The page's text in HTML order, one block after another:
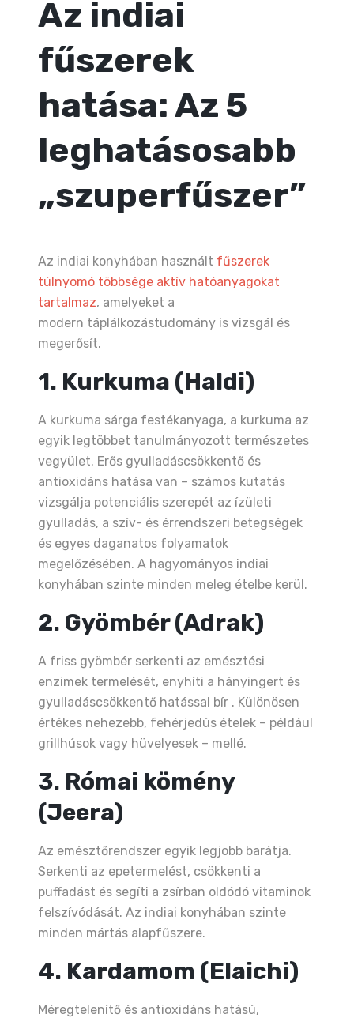
Az indiai
fűszerek
hatása: Az 5
leghatásosabb
„szuperfűszer”
Az indiai konyhában használt fűszerek
túlnyomó többsége aktív hatóanyagokat
tartalmaz, amelyeket a
modern táplálkozástudomány is vizsgál és
megerősít.
1. Kurkuma (Haldi)
A kurkuma sárga festékanyaga, a kurkuma az
egyik legtöbbet tanulmányozott természetes
vegyület. Erős gyulladáscsökkentő és
antioxidáns hatása van – számos kutatás
vizsgálja potenciális szerepét az ízületi
gyulladás, a szív- és érrendszeri betegségek
és egyes daganatos folyamatok
megelőzésében. A hagyományos indiai
konyhában szinte minden meleg ételbe kerül.
2. Gyömbér (Adrak)
A friss gyömbér serkenti az emésztési
enzimek termelését, enyhíti a hányingert és
gyulladáscsökkentő hatással bír . Különösen
értékes nehezebb, fehérjedús ételek – például
grillhúsok vagy hüvelyesek – mellé.
3. Római kömény
(Jeera)
Az emésztőrendszer egyik legjobb barátja.
Serkenti az epetermelést, csökkenti a
puffadást és segíti a zsírban oldódó vitaminok
felszívódását. Az indiai konyhában szinte
minden mártás alapfűszere.
4. Kardamom (Elaichi)
Méregtelenítő és antioxidáns hatású,